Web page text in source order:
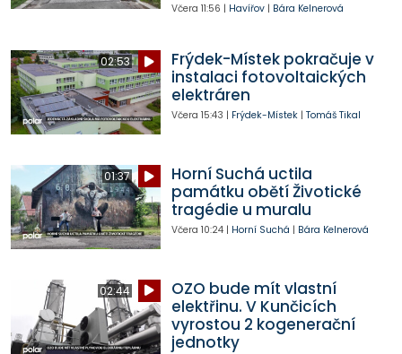
Včera 11:56 | Havířov| Bára Kelnerová
02:53
Frýdek-Místek pokračuje v
instalaci fotovoltaických
elektráren
Včera 15:43 | Frýdek-Místek| Tomáš Tikal
01:37
Horní Suchá uctila
památku obětí Životické
tragédie u muralu
Včera 10:24| Horní Suchá | Bára Kelnerová
02:44
OZO bude mít vlastní
elektřinu. V Kunčicích
vyrostou 2 kogenerační
jednotky